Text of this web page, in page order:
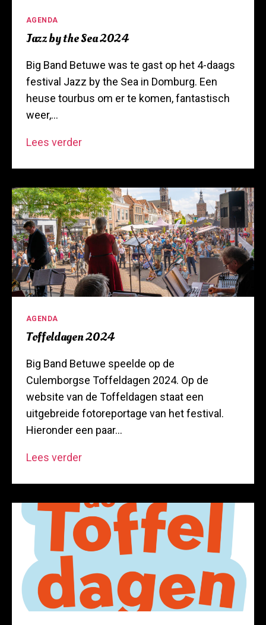
Categorieën
AGENDA
Jazz by the Sea 2024
Big Band Betuwe was te gast op het 4-daags
festival Jazz by the Sea in Domburg. Een
heuse tourbus om er te komen, fantastisch
weer,…
Lees verderJazz
Sea
2024
Categorieën
AGENDA
Toffeldagen 2024
Big Band Betuwe speelde op de
Culemborgse Toffeldagen 2024. Op de
website van de Toffeldagen staat een
uitgebreide fotoreportage van het festival.
Hieronder een paar…
Lees verderToffeldagen